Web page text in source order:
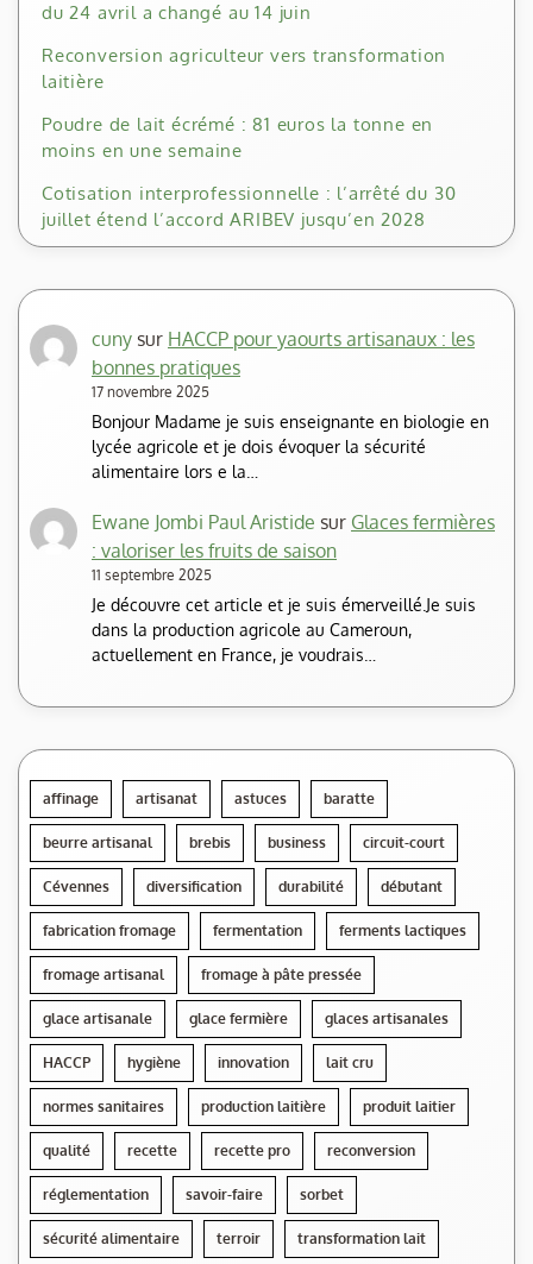
du 24 avril a changé au 14 juin
Reconversion agriculteur vers transformation
laitière
Poudre de lait écrémé : 81 euros la tonne en
moins en une semaine
Cotisation interprofessionnelle : l’arrêté du 30
juillet étend l’accord ARIBEV jusqu’en 2028
cuny sur HACCP pour yaourts artisanaux : les
bonnes pratiques
17 novembre 2025
Bonjour Madame je suis enseignante en biologie en
lycée agricole et je dois évoquer la sécurité
alimentaire lors e la…
Ewane Jombi Paul Aristide sur Glaces fermières
: valoriser les fruits de saison
11 septembre 2025
Je découvre cet article et je suis émerveillé.Je suis
dans la production agricole au Cameroun,
actuellement en France, je voudrais…
affinage artisanat astuces baratte
beurre artisanal brebis business circuit-court
Cévennes diversification durabilité débutant
fabrication fromage fermentation ferments lactiques
fromage artisanal fromage à pâte pressée
glace artisanale glace fermière glaces artisanales
HACCP hygiène innovation lait cru
normes sanitaires production laitière produit laitier
qualité recette recette pro reconversion
réglementation savoir-faire sorbet
sécurité alimentaire terroir transformation lait